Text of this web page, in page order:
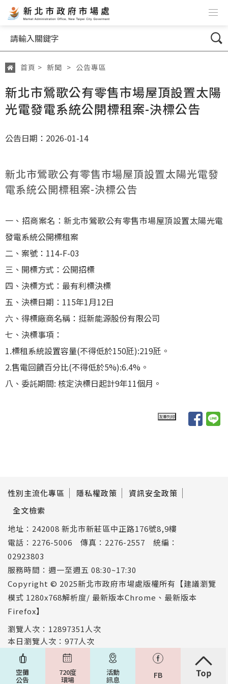
跳到主要內容
網站導覽
搜尋
首頁 > 新聞 > 公告專區
新北市鶯歌公有零售市場屋頂設置太陽
光電發電系統公開標租案-決標公告
公告日期：2026-01-14
新北市鶯歌公有零售市場屋頂設置太陽光電發
電系統公開標租案-決標公告
一、招商案名：新北市鶯歌公有零售市場屋頂設置太陽光電
發電系統公開標租案
二、案號：114-F-03
三、開標方式：公開招標
四、決標方式：最有利標決標
五、決標日期：115年1月12日
六、得標廠商名稱：挺新能源股份有限公司
七、決標事項：
1.標租系統設置容量(不得低於150瓩):219瓩。
2.售電回饋百分比(不得低於5%):6.4%。
八、委託期間: 核定決標日起計9年11個月。
性別主流化專區 隱私權政策
資訊安全政策
全文檢索
地址：242008 新北市新莊區中正路176號8,9樓
電話：2276-5006 傳真：2276-2557 統編：
02923803
服務時間：週一至週五 08:30~17:30
Copyright © 2025新北市政府市場處版權所有【建議瀏覽
模式 1280x768解析度/ 最新版本Chrome、最新版本
Firefox】
瀏覽人次：12897351人次
本日瀏覽人次：977人次
空攤
公告
720度
環場
活動
訊息 FB